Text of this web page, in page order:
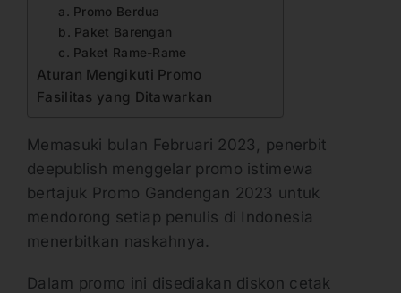
a. Promo Berdua
b. Paket Barengan
c. Paket Rame-Rame
Aturan Mengikuti Promo
Fasilitas yang Ditawarkan
Memasuki bulan Februari 2023, penerbit
deepublish menggelar promo istimewa
bertajuk Promo Gandengan 2023 untuk
mendorong setiap penulis di Indonesia
menerbitkan naskahnya.
Dalam promo ini disediakan diskon cetak